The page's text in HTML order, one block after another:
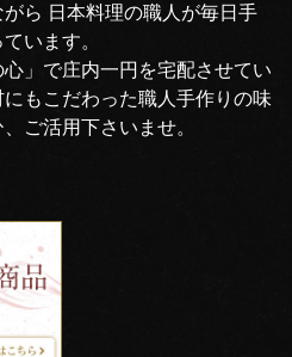
ら 日本料理の職人が毎日手
います。
」で庄内一円を宅配させてい
もこだわった職人手作りの味
ご活用下さいませ。